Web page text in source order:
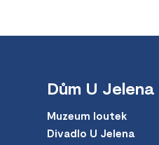
Dům U Jelena
Muzeum loutek
Divadlo U Jelena